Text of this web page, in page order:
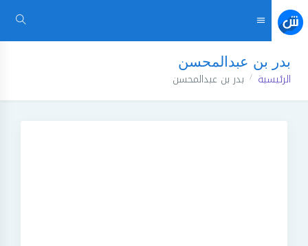
بدر بن عبدالمحسن
الرئيسية بدر بن عبدالمحسن